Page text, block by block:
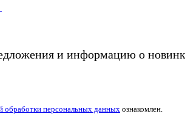
и информацию о
обработки персональных данных ознакомлен.